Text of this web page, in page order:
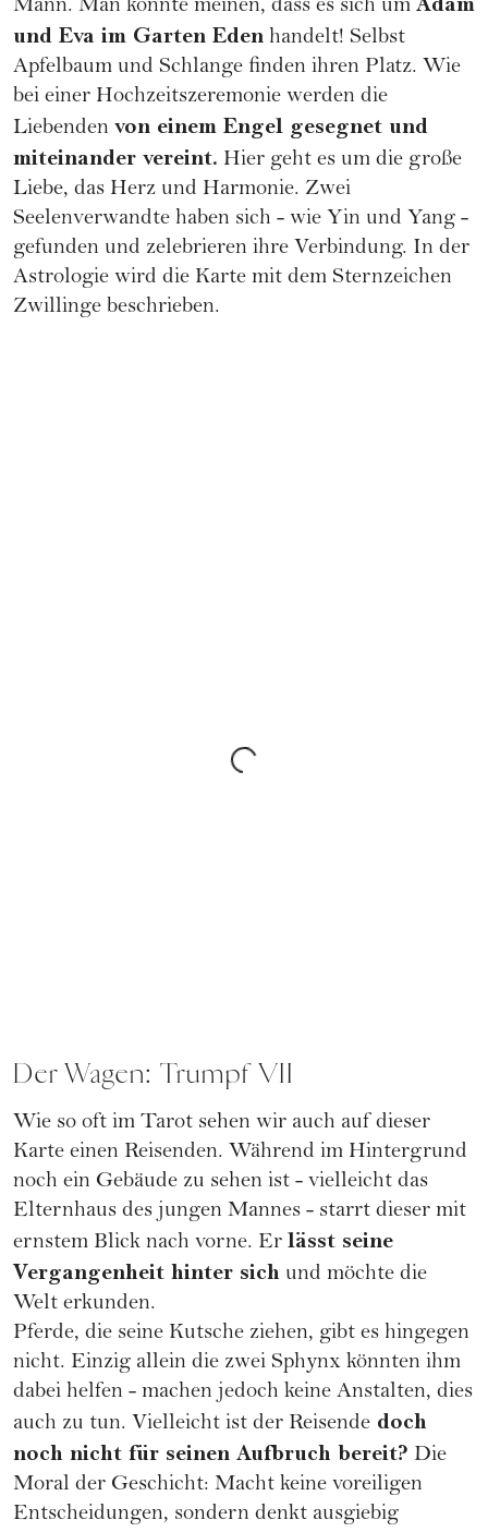
Mann. Man könnte meinen, dass es sich um
und Eva im Garten Eden handelt! Selbst
Apfelbaum und Schlange finden ihren Platz. Wie
bei einer Hochzeitszeremonie werden die
Liebenden von einem Engel gesegnet und
miteinander vereint. Hier geht es um die große
Liebe, das Herz und Harmonie. Zwei
Seelenverwandte haben sich - wie Yin und Yang -
gefunden und zelebrieren ihre Verbindung. In der
Astrologie wird die Karte mit dem Sternzeichen
Zwillinge beschrieben.
Der Wagen: Trumpf VII
Wie so oft im Tarot sehen wir auch auf dieser
Karte einen Reisenden. Während im Hintergrund
noch ein Gebäude zu sehen ist - vielleicht das
Elternhaus des jungen Mannes - starrt dieser mit
ernstem Blick nach vorne. Er lässt seine
Vergangenheit hinter sich und möchte die
Welt erkunden.
Pferde, die seine Kutsche ziehen, gibt es hingegen
nicht. Einzig allein die zwei Sphynx könnten ihm
dabei helfen - machen jedoch keine Anstalten, dies
auch zu tun. Vielleicht ist der Reisende doch
noch nicht für seinen Aufbruch bereit? Die
Moral der Geschicht: Macht keine voreiligen
Entscheidungen, sondern denkt ausgiebig